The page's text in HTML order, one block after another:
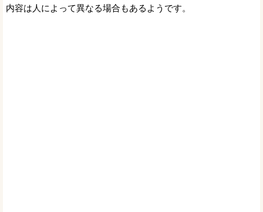
内容は人によって異なる場合もあるようです。